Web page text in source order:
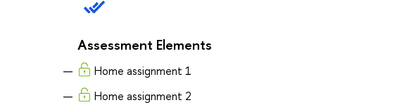
Assessment Elements
Home assignment 1
Home assignment 2